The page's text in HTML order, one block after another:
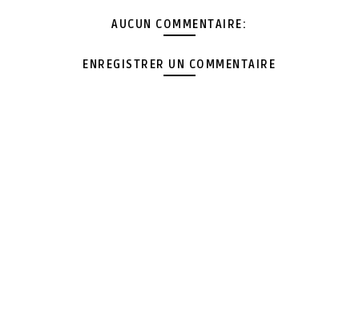
AUCUN COMMENTAIRE:
ENREGISTRER UN COMMENTAIRE